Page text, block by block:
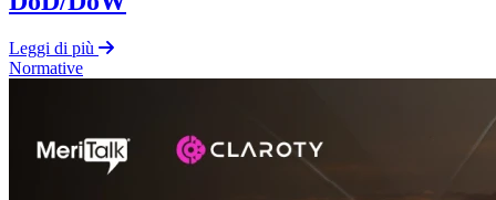
Leggi di più
Normative